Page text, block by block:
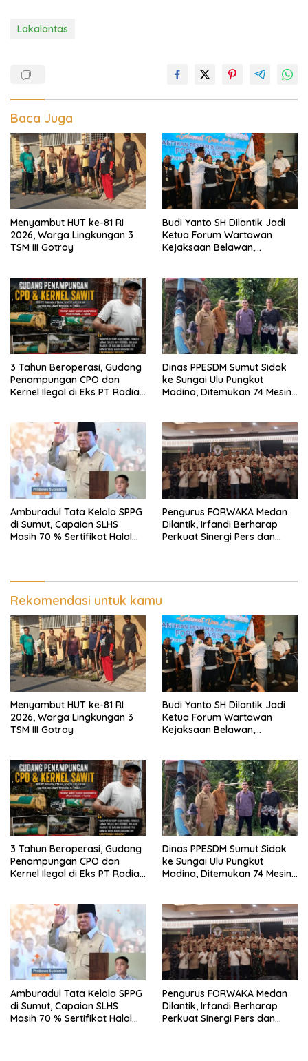
Lakalantas
Baca Juga
Menyambut HUT ke-81 RI
2026, Warga Lingkungan 3
TSM III Gotroy
Budi Yanto SH Dilantik Jadi
Ketua Forum Wartawan
Kejaksaan Belawan,
Pendampingan Hukum dan
Ekomoni Semua Anggota
3 Tahun Beroperasi, Gudang
Penampungan CPO dan
Kernel Ilegal di Eks PT Radian
Dinas PPESDM Sumut Sidak
ke Sungai Ulu Pungkut
Madina, Ditemukan 74 Mesin
Rusak
Amburadul Tata Kelola SPPG
di Sumut, Capaian SLHS
Masih 70 % Sertifikat Halal
Pemantau dan Pengawas
MBG
Pengurus FORWAKA Medan
Dilantik, Irfandi Berharap
Perkuat Sinergi Pers dan
Rekomendasi untuk kamu
Menyambut HUT ke-81 RI
2026, Warga Lingkungan 3
TSM III Gotroy
Budi Yanto SH Dilantik Jadi
Ketua Forum Wartawan
Kejaksaan Belawan,
Pendampingan Hukum dan
Ekomoni Semua Anggota
3 Tahun Beroperasi, Gudang
Penampungan CPO dan
Kernel Ilegal di Eks PT Radian
Dinas PPESDM Sumut Sidak
ke Sungai Ulu Pungkut
Madina, Ditemukan 74 Mesin
Rusak
Amburadul Tata Kelola SPPG
di Sumut, Capaian SLHS
Masih 70 % Sertifikat Halal
Pengurus FORWAKA Medan
Dilantik, Irfandi Berharap
Perkuat Sinergi Pers dan